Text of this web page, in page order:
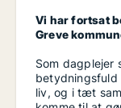
Vi har fortsat
Greve
Som dagplejer
betydningsfuld
liv, og i tæt